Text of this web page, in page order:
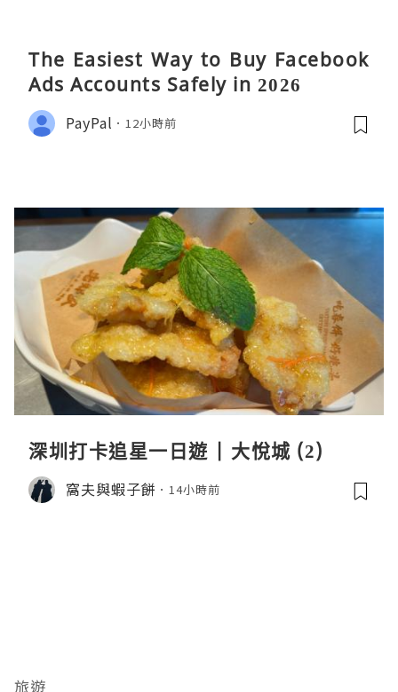
The Easiest Way to Buy Facebook
Ads Accounts Safely in 2026
PayPal 12小時前
深圳打卡追星一日遊 | 大悅城 (2)
窩夫與蝦子餅 14小時前
旅遊